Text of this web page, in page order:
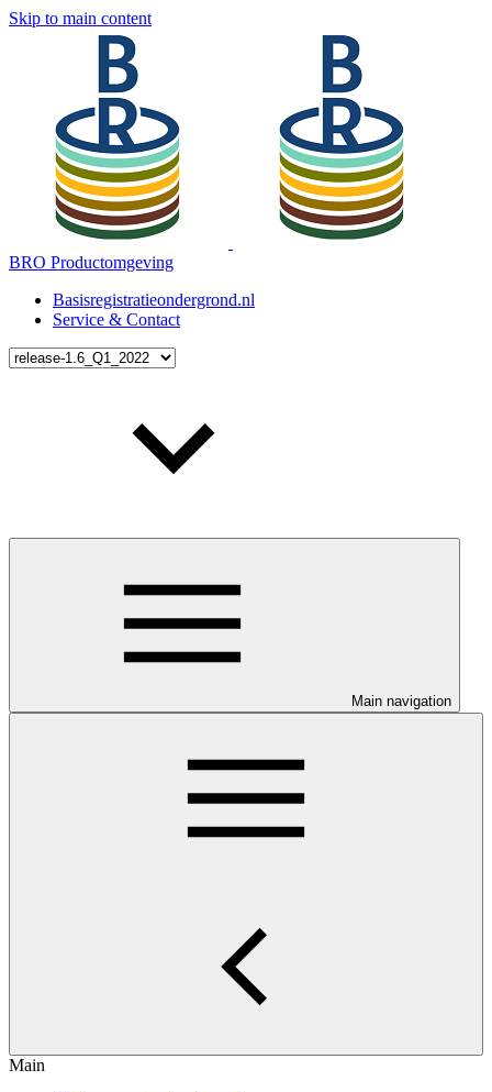
Skip to main content
BRO Productomgeving
Basisregistratieondergrond.nl
Service & Contact
Main navigation
Main